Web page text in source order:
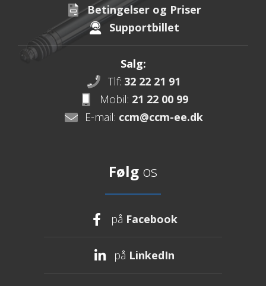
Betingelser og Priser
Supportbillet
Salg:
Tlf: 32 22 21 91
Mobil: 21 22 00 99
E-mail: ccm@ccm-ee.dk
Følg os
på Facebook
på LinkedIn